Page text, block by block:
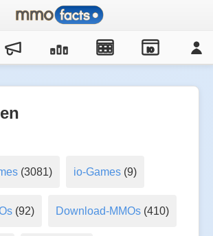
IO
(3081) io-Games (9)
(92) Download-MMOs (410)